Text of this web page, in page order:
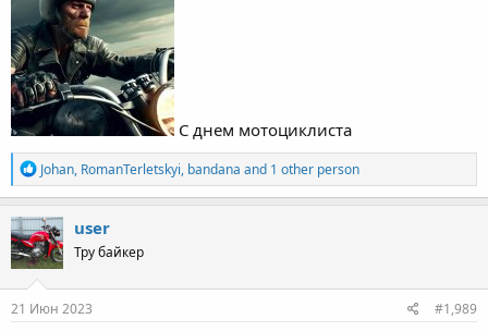
С днем мотоциклиста
R
e
a
c
t
i
o
n
s
Johan, RomanTerletskyi, bandana and 1 other person
user
Тру байкер
21 Июн 2023 #1,989